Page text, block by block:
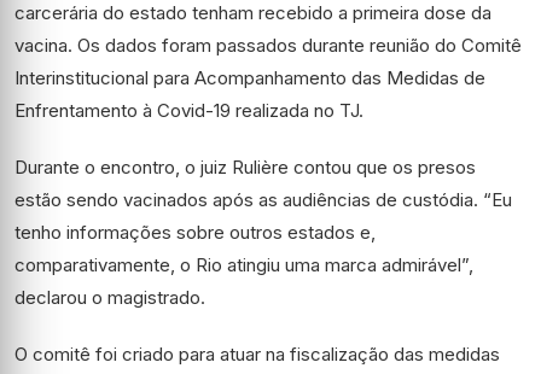
carcerária do estado tenham recebido a primeira dose da
vacina. Os dados foram passados durante reunião do Comitê
Interinstitucional para Acompanhamento das Medidas de
Enfrentamento à Covid-19 realizada no TJ.
Durante o encontro, o juiz Rulière contou que os presos
estão sendo vacinados após as audiências de custódia. “Eu
tenho informações sobre outros estados e,
comparativamente, o Rio atingiu uma marca admirável”,
declarou o magistrado.
O comitê foi criado para atuar na fiscalização das medidas